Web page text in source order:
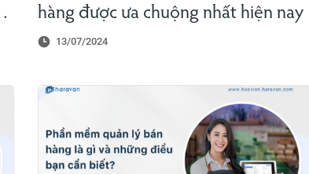
hàng được ưa chuộng nhất hiện nay
13/07/2024